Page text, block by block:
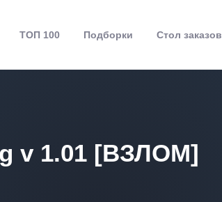
ТОП 100 Подборки Стол заказов
v 1.01 [ВЗЛОМ]